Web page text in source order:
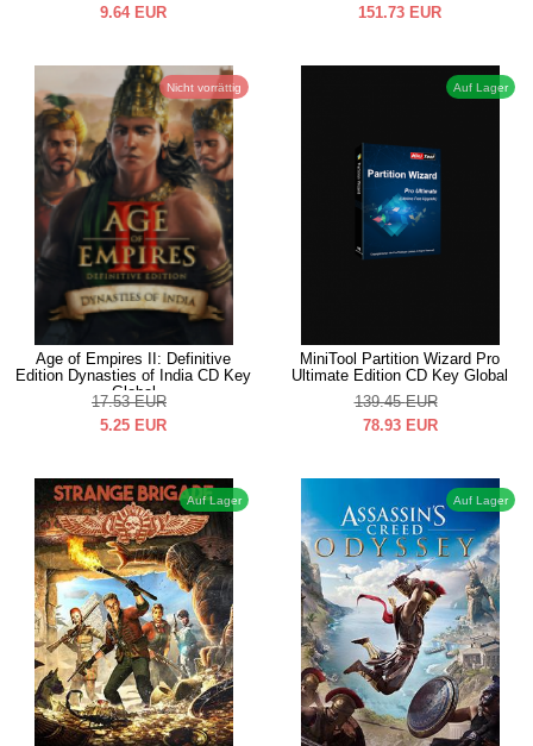
9.64 EUR
151.73 EUR
Nicht vorrättig
Age of Empires II: Definitive
Edition Dynasties of India CD Key
Global
17.53 EUR
5.25 EUR
Auf Lager
MiniTool Partition Wizard Pro
Ultimate Edition CD Key Global
139.45 EUR
78.93 EUR
Auf Lager Auf Lager